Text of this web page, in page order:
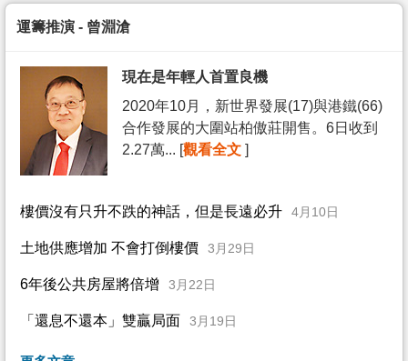
運籌推演 - 曾淵滄
現在是年輕人首置良機
2020年10月，新世界發展(17)與港鐵(66)
合作發展的大圍站柏傲莊開售。6日收到
2.27萬... [觀看全文 ]
樓價沒有只升不跌的神話，但是長遠必升 4月10日
土地供應增加 不會打倒樓價 3月29日
6年後公共房屋將倍增 3月22日
「還息不還本」雙贏局面 3月19日